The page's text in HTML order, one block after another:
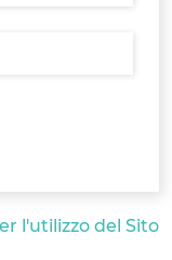
l'utilizzo del Sito